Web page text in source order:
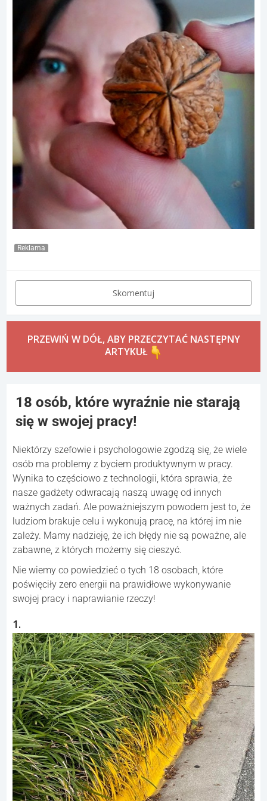
Reklama
Skomentuj
PRZEWIŃ W DÓŁ, ABY PRZECZYTAĆ NASTĘPNY
ARTYKUŁ
18 osób, które wyraźnie nie starają
się w swojej pracy!
Niektórzy szefowie i psychologowie zgodzą się, że wiele
osób ma problemy z byciem produktywnym w pracy.
Wynika to częściowo z technologii, która sprawia, że
nasze gadżety odwracają naszą uwagę od innych
ważnych zadań. Ale poważniejszym powodem jest to, że
ludziom brakuje celu i wykonują pracę, na której im nie
zależy. Mamy nadzieję, że ich błędy nie są poważne, ale
zabawne, z których możemy się cieszyć.
Nie wiemy co powiedzieć o tych 18 osobach, które
poświęciły zero energii na prawidłowe wykonywanie
swojej pracy i naprawianie rzeczy!
1.